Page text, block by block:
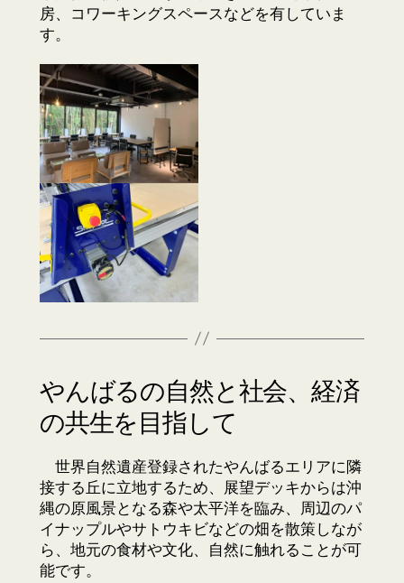
房、コワーキングスペースなどを有していま
す。
やんばるの自然と社会、経済
の共生を目指して
世界自然遺産登録されたやんばるエリアに隣
接する丘に立地するため、展望デッキからは沖
縄の原風景となる森や太平洋を臨み、周辺のパ
イナップルやサトウキビなどの畑を散策しなが
ら、地元の食材や文化、自然に触れることが可
能です。